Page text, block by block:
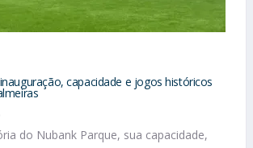
capacidade e jogos históricos
do Nubank Parque, sua capacidade,